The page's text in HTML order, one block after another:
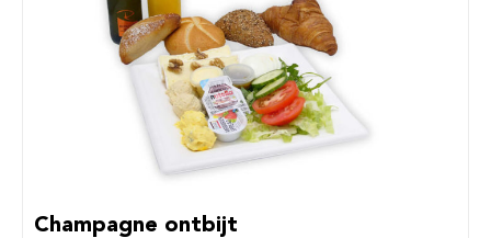
Champagne ontbijt